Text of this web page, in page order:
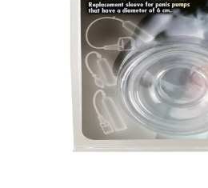
AÑADIR AL
CARRITO